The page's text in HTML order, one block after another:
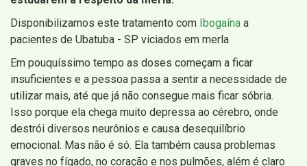
Disponibilizamos este tratamento com Ibogaína a
pacientes de Ubatuba - SP viciados em merla
Em pouquíssimo tempo as doses começam a ficar
insuficientes e a pessoa passa a sentir a necessidade de
utilizar mais, até que já não consegue mais ficar sóbria.
Isso porque ela chega muito depressa ao cérebro, onde
destrói diversos neurônios e causa desequilíbrio
emocional. Mas não é só. Ela também causa problemas
graves no fígado, no coração e nos pulmões, além é claro